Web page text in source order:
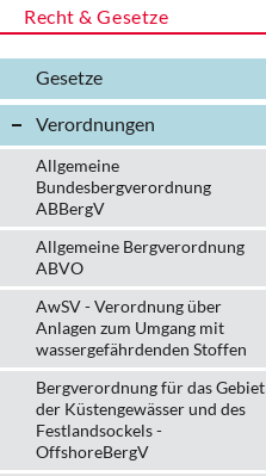
Recht & Gesetze
Gesetze
Verordnungen
Allgemeine
Bundesbergverordnung
ABBergV
Allgemeine Bergverordnung
ABVO
AwSV - Verordnung über
Anlagen zum Umgang mit
wassergefährdenden Stoffen
Bergverordnung für das Gebiet
der Küstengewässer und des
Festlandsockels -
OffshoreBergV